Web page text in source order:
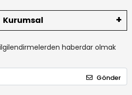
Kurumsal
haberdar olmak
Gönder